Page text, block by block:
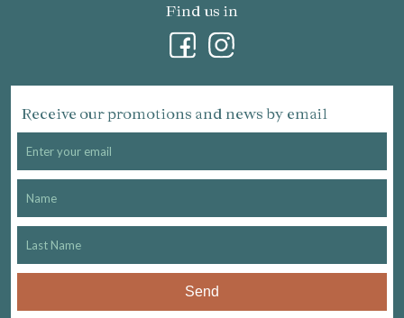
Find us in
Receive our promotions and news by email
Send